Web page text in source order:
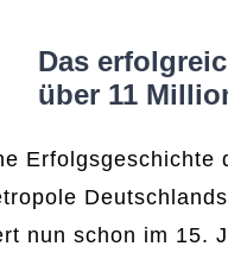
Das
über 11
Erfolgsgeschichte
nun schon im 15.